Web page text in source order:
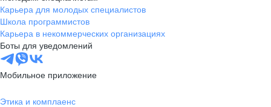
Карьера для молодых специалистов
Школа программистов
Карьера в некоммерческих организациях
Боты для уведомлений
Мобильное приложение
Этика и комплаенс